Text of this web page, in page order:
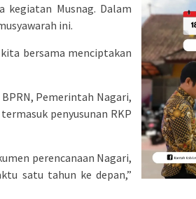
kegiatan Musnag. Dalam
ini.
bersama menciptakan
Pemerintah Nagari,
penyusunan RKP
perencanaan Nagari,
satu tahun ke depan,”